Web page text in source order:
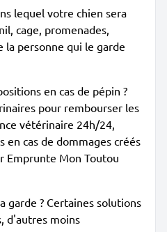
lequel votre chien sera
cage, promenades,
la personne qui le garde
en cas de pépin ?
pour rembourser les
vétérinaire 24h/24,
en cas de dommages créés
Emprunte Mon Toutou
garde ? Certaines solutions
d'autres moins